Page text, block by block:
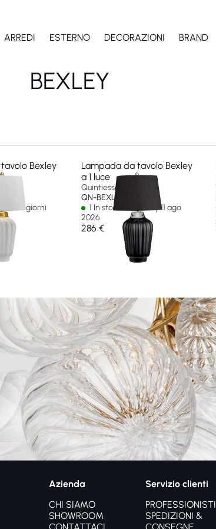
ARREDI ESTERNO DECORAZIONI BRAND
BEXLEY
Bexley
14-30 giorni
Lampada da tavolo Bexley
a 1 luce
Quintiesse
QN-BEXLEY-TL-BKPN
1 In stock - Ships by 11 ago
2026
286 €
Azienda
CHI SIAMO
SHOWROOM
Servizio clienti
PROFESSIONISTI
SPEDIZIONI &